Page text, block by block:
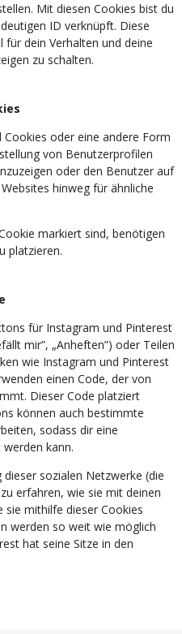
Mit diesen Cookies bist du
ID verknüpft. Diese
dein Verhalten und deine
zu schalten.
oder eine andere Form
von Benutzerprofilen
oder den Benutzer auf
hinweg für ähnliche
markiert sind, benötigen
platzieren.
für Instagram und Pinterest
mir”, „Anheften”) oder Teilen
wie Instagram und Pinterest
einen Code, der von
Dieser Code platziert
können auch bestimmte
sodass dir eine
kann.
sozialen Netzwerke (die
erfahren, wie sie mit deinen
sie mithilfe dieser Cookies
werden so weit wie möglich
hat seine Sitze in den